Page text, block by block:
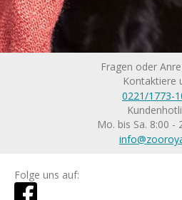
Fragen oder
Kontaktiere
0221/1773-
Mo. bis Sa. 8:00 -
Folge uns auf: